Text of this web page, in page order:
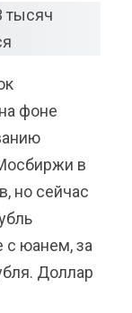
фоне
в
но сейчас
с юанем, за
Доллар